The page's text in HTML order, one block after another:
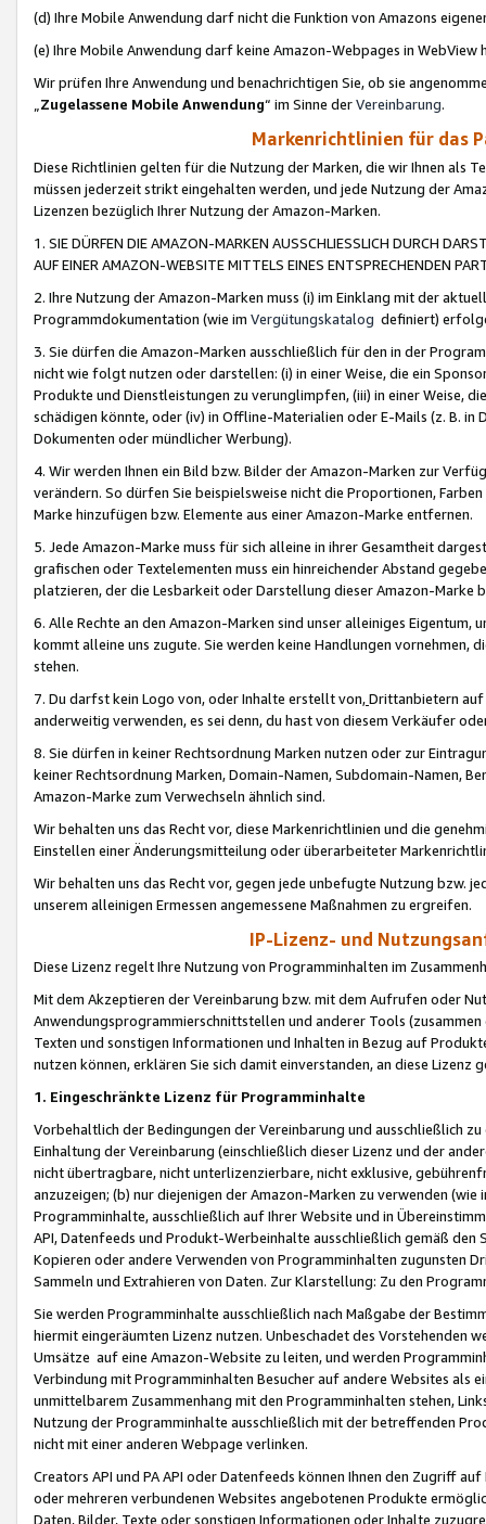
(d) Ihre Mobile Anwendung darf nicht die Funktion von Amazons
(e) Ihre Mobile Anwendung darf keine Amazon-Webpages in WebView
Wir prüfen Ihre Anwendung und benachrichtigen Sie, ob sie
„Zugelassene Mobile Anwendung“ im Sinne derVereinbarung.
Markenrichtlinien für das
Diese Richtlinien gelten für die Nutzung der Marken, die wir Ihnen als
müssen jederzeit strikt eingehalten werden, und jede Nutzung der
Lizenzen bezüglich Ihrer Nutzung der Amazon-Marken.
1. SIE DÜRFEN DIE AMAZON-MARKEN AUSSCHLIESSLICH DURCH
AUF EINER AMAZON-WEBSITE MITTELS EINES ENTSPRECHENDEN
2. Ihre Nutzung der Amazon-Marken muss (i) im Einklang mit der
Programmdokumentation (wie im Vergütungskatalog definiert)
3. Sie dürfen die Amazon-Marken ausschließlich für den in der
nicht wie folgt nutzen oder darstellen: (i) in einer Weise, die ein
Produkte und Dienstleistungen zu verunglimpfen, (iii) in einer Weise,
schädigen könnte, oder (iv) in Offline-Materialien oder E-Mails (z. B. in
Dokumenten oder mündlicher Werbung).
4. Wir werden Ihnen ein Bild bzw. Bilder der Amazon-Marken zur
verändern. So dürfen Sie beispielsweise nicht die Proportionen,
Marke hinzufügen bzw. Elemente aus einer Amazon-Marke entfernen.
5. Jede Amazon-Marke muss für sich alleine in ihrer Gesamtheit
grafischen oder Textelementen muss ein hinreichender Abstand
platzieren, der die Lesbarkeit oder Darstellung dieser Amazon-Marke
6. Alle Rechte an den Amazon-Marken sind unser alleiniges
kommt alleine uns zugute. Sie werden keine Handlungen vornehmen,
stehen.
7. Du darfst kein Logo von, oder Inhalte erstellt von,Drittanbietern auf
anderweitig verwenden, es sei denn, du hast von diesem Verkäufer
8. Sie dürfen in keiner Rechtsordnung Marken nutzen oder zur
keiner Rechtsordnung Marken, Domain-Namen, Subdomain-Namen,
Amazon-Marke zum Verwechseln ähnlich sind.
Wir behalten uns das Recht vor, diese Markenrichtlinien und die
Einstellen einer Änderungsmitteilung oder überarbeiteter
Wir behalten uns das Recht vor, gegen jede unbefugte Nutzung bzw.
unserem alleinigen Ermessen angemessene Maßnahmen zu ergreifen.
IP-Lizenz- und
Diese Lizenz regelt Ihre Nutzung von Programminhalten im
Mit dem Akzeptieren der Vereinbarung bzw. mit dem Aufrufen oder
Anwendungsprogrammierschnittstellen und anderer Tools (zusammen
Texten und sonstigen Informationen und Inhalten in Bezug auf
nutzen können, erklären Sie sich damit einverstanden, an diese Lizenz
1. Eingeschränkte Lizenz für Programminhalte
Vorbehaltlich der Bedingungen der Vereinbarung und ausschließlich
Einhaltung der Vereinbarung (einschließlich dieser Lizenz und der
nicht übertragbare, nicht unterlizenzierbare, nicht exklusive,
anzuzeigen; (b) nur diejenigen der Amazon-Marken zu verwenden
Programminhalte, ausschließlich auf Ihrer Website und in
API, Datenfeeds und Produkt-Werbeinhalte ausschließlich gemäß
Kopieren oder andere Verwenden von Programminhalten zugunsten
Sammeln und Extrahieren von Daten. Zur Klarstellung: Zu den
Sie werden Programminhalte ausschließlich nach Maßgabe der
hiermit eingeräumten Lizenz nutzen. Unbeschadet des Vorstehenden
Umsätze auf eine Amazon-Website zu leiten, und werden
Verbindung mit Programminhalten Besucher auf andere Websites als
unmittelbarem Zusammenhang mit den Programminhalten stehen,
Nutzung der Programminhalte ausschließlich mit der betreffenden
nicht mit einer anderen Webpage verlinken.
Creators API und PA API oder Datenfeeds können Ihnen den Zugriff
oder mehreren verbundenen Websites angebotenen Produkte
Daten, Bilder, Texte oder sonstigen Informationen oder Inhalte